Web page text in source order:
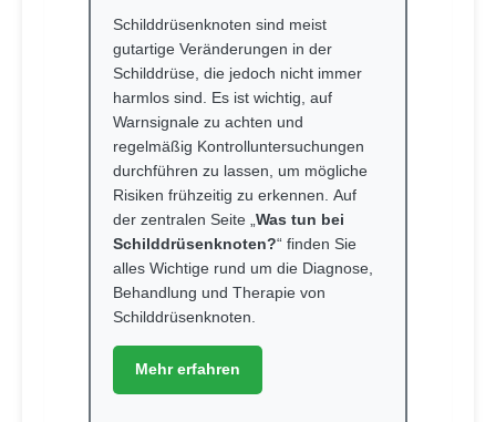
Schilddrüsenknoten sind meist
gutartige Veränderungen in der
Schilddrüse, die jedoch nicht immer
harmlos sind. Es ist wichtig, auf
Warnsignale zu achten und
regelmäßig Kontrolluntersuchungen
durchführen zu lassen, um mögliche
Risiken frühzeitig zu erkennen. Auf
der zentralen Seite „ Was tun bei
Schilddrüsenknoten?“ finden Sie
alles Wichtige rund um die Diagnose,
Behandlung und Therapie von
Schilddrüsenknoten.
Mehr erfahren